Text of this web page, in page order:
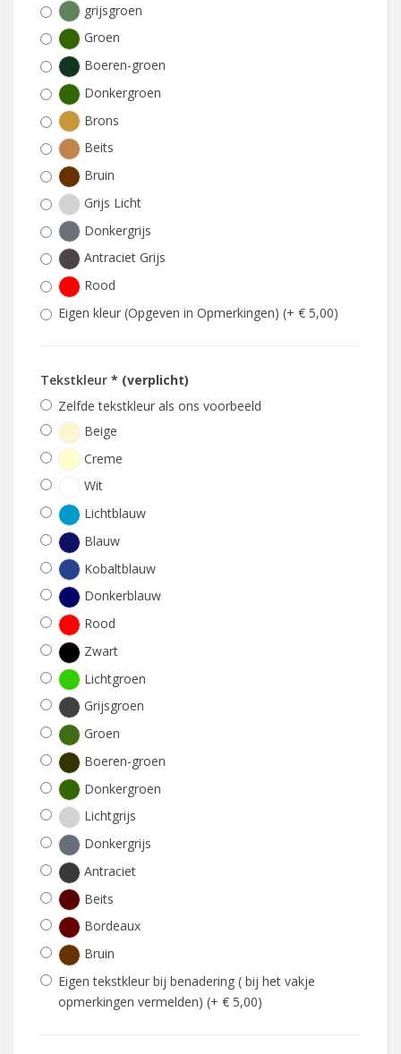
grijsgroen
Groen
Boeren-groen
Donkergroen
Brons
Beits
Bruin
Grijs Licht
Donkergrijs
Antraciet Grijs
Rood
Eigen kleur (Opgeven in Opmerkingen) (+ € 5,00)
Tekstkleur * (verplicht)
Zelfde tekstkleur als ons voorbeeld
Beige
Creme
Wit
Lichtblauw
Blauw
Kobaltblauw
Donkerblauw
Rood
Zwart
Lichtgroen
Grijsgroen
Groen
Boeren-groen
Donkergroen
Lichtgrijs
Donkergrijs
Antraciet
Beits
Bordeaux
Bruin
Eigen tekstkleur bij benadering ( bij het vakje
opmerkingen vermelden) (+ € 5,00)